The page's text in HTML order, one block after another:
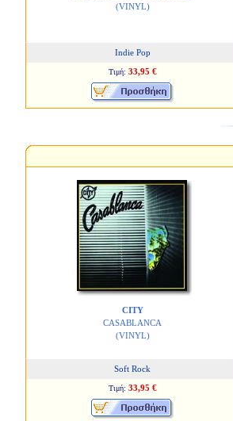
(VINYL)
Indie Pop
Τιμή: 33,95 €
CITY
CASABLANCA
(VINYL)
Soft Rock
Τιμή: 33,95 €